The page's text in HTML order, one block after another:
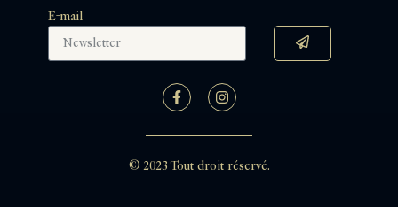
E-mail
© 2023 Tout droit réservé.